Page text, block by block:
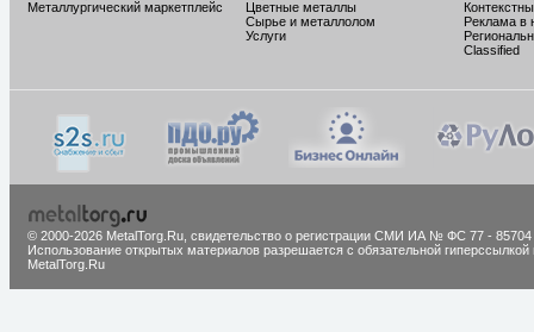
Металлургический маркетплейс
Цветные металлы
Сырье и металлолом
Услуги
Реклама в
Classified
© 2000-2026 MetalTorg.Ru, cвидетельство о регистрации СМИ ИА № ФС 77 - 85704
Использование открытых материалов разрешается с обязательной гиперссылкой
MetalTorg.Ru